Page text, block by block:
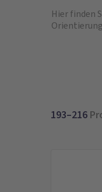
Hier finden
193–216